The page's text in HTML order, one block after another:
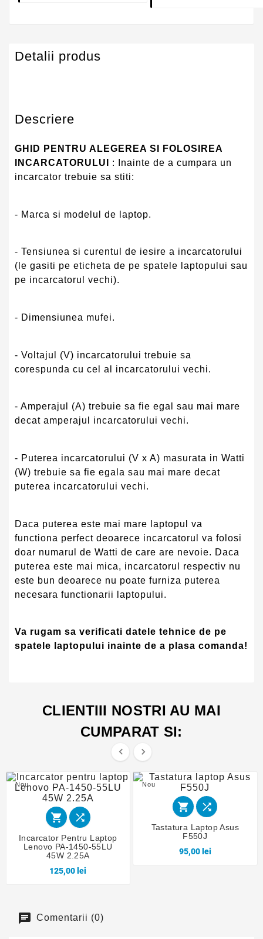
Detalii produs
Descriere
GHID PENTRU ALEGEREA SI FOLOSIREA
INCARCATORULUI : Inainte de a cumpara un
incarcator trebuie sa stiti:
- Marca si modelul de laptop.
- Tensiunea si curentul de iesire a incarcatorului
(le gasiti pe eticheta de pe spatele laptopului sau
pe incarcatorul vechi).
- Dimensiunea mufei.
- Voltajul (V) incarcatorului trebuie sa
corespunda cu cel al incarcatorului vechi.
- Amperajul (A) trebuie sa fie egal sau mai mare
decat amperajul incarcatorului vechi.
- Puterea incarcatorului (V x A) masurata in Watti
(W) trebuie sa fie egala sau mai mare decat
puterea incarcatorului vechi.
Daca puterea este mai mare laptopul va
functiona perfect deoarece incarcatorul va folosi
doar numarul de Watti de care are nevoie. Daca
puterea este mai mica, incarcatorul respectiv nu
este bun deoarece nu poate furniza puterea
necesara functionarii laptopului.
Va rugam sa verificati datele tehnice de pe
spatele laptopului inainte de a plasa comanda!
CLIENTIII NOSTRI AU MAI
CUMPARAT SI:
 
Nou
 
Incarcator Pentru Laptop
Lenovo PA-1450-55LU
45W 2.25A
125,00 lei
Nou
 
Tastatura Laptop Asus
F550J
95,00 lei
Comentarii (0)